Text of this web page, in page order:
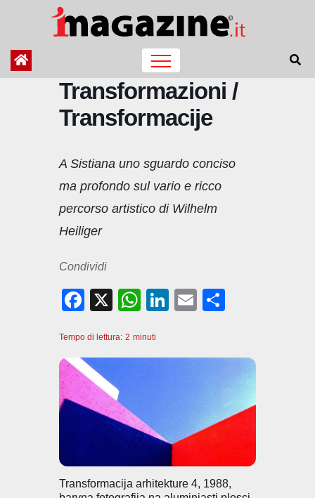
contenuto
Transformazioni /
Transformacije
A Sistiana uno sguardo conciso
ma profondo sul vario e ricco
percorso artistico di Wilhelm
Heiliger
Condividi
F
c
e
b
o
o
k
X
W
at
p
Li
E
vi
di
Tempo di lettura: 2 minuti
Transformacija arhitekture 4, 1988,